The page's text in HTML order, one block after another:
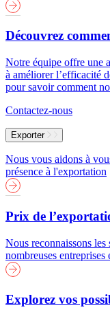
Découvrez
Notre équipe offre une
à améliorer l’efficacité
pour savoir comment
Contactez-nous
Exporter
Nous vous aidons à
présence à l'exportation
Prix de
Nous reconnaissons les
nombreuses
Explorez vos